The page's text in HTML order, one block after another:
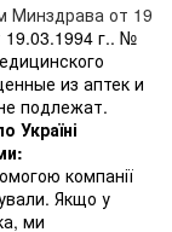
Минздрава от 19
г.. №
из аптек и
подлежат.
Україні
компанії
Якщо у
ми